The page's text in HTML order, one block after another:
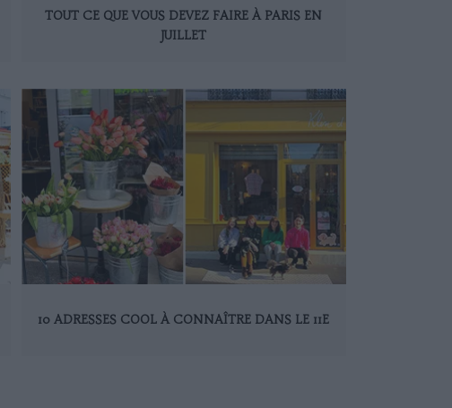
TOUT CE QUE VOUS DEVEZ FAIRE À PARIS EN
JUILLET
10 ADRESSES COOL À CONNAÎTRE DANS LE 11E